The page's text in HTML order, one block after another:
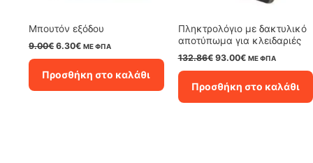
Μπουτόν εξόδου
9.00€ Original
9.00€.
6.30€Η
είναι:
6.30€.
ΜΕ ΦΠΑ
Προσθήκη στο καλάθι
Πληκτρολόγιο με δακτυλικό
αποτύπωμα για κλειδαριές
132.86€ Original
132.86€.
93.00€Η
είναι:
93.00€.
ΜΕ ΦΠΑ
Προσθήκη στο καλάθι